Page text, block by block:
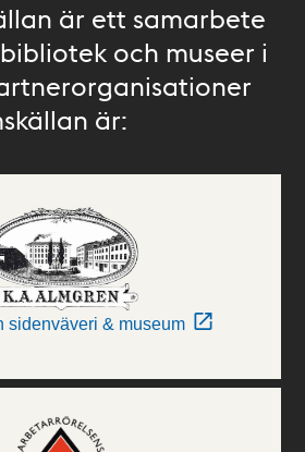
är ett samarbete
och museer i
är:
sidenväveri & museum